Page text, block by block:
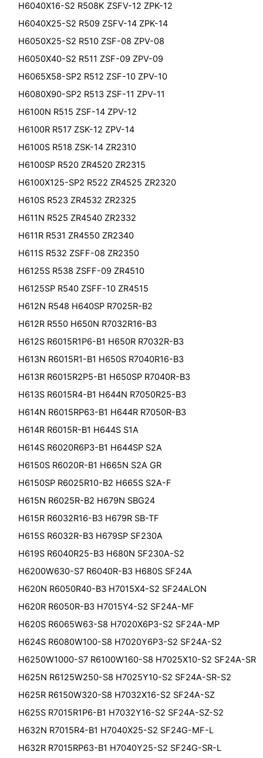
H6040X16-S2 R508K ZSFV-12 ZPK-12
H6040X25-S2 R509 ZSFV-14 ZPK-14
H6050X25-S2 R510 ZSF-08 ZPV-08
H6050X40-S2 R511 ZSF-09 ZPV-09
H6065X58-SP2 R512 ZSF-10 ZPV-10
H6080X90-SP2 R513 ZSF-11 ZPV-11
H6100N R515 ZSF-14 ZPV-12
H6100R R517 ZSK-12 ZPV-14
H6100S R518 ZSK-14 ZR2310
H6100SP R520 ZR4520 ZR2315
H6100X125-SP2 R522 ZR4525 ZR2320
H610S R523 ZR4532 ZR2325
H611N R525 ZR4540 ZR2332
H611R R531 ZR4550 ZR2340
H611S R532 ZSFF-08 ZR2350
H6125S R538 ZSFF-09 ZR4510
H6125SP R540 ZSFF-10 ZR4515
H612N R548 H640SP R7025R-B2
H612R R550 H650N R7032R16-B3
H612S R6015R1P6-B1 H650R R7032R-B3
H613N R6015R1-B1 H650S R7040R16-B3
H613R R6015R2P5-B1 H650SP R7040R-B3
H613S R6015R4-B1 H644N R7050R25-B3
H614N R6015RP63-B1 H644R R7050R-B3
H614R R6015R-B1 H644S S1A
H614S R6020R6P3-B1 H644SP S2A
H6150S R6020R-B1 H665N S2A GR
H6150SP R6025R10-B2 H665S S2A-F
H615N R6025R-B2 H679N SBG24
H615R R6032R16-B3 H679R SB-TF
H615S R6032R-B3 H679SP SF230A
H619S R6040R25-B3 H680N SF230A-S2
H6200W630-S7 R6040R-B3 H680S SF24A
H620N R6050R40-B3 H7015X4-S2 SF24ALON
H620R R6050R-B3 H7015Y4-S2 SF24A-MF
H620S R6065W63-S8 H7020X6P3-S2 SF24A-MP
H624S R6080W100-S8 H7020Y6P3-S2 SF24A-S2
H6250W1000-S7 R6100W160-S8 H7025X10-S2 SF24A-SR
H625N R6125W250-S8 H7025Y10-S2 SF24A-SR-S2
H625R R6150W320-S8 H7032X16-S2 SF24A-SZ
H625S R7015R1P6-B1 H7032Y16-S2 SF24A-SZ-S2
H632N R7015R4-B1 H7040X25-S2 SF24G-MF-L
H632R R7015RP63-B1 H7040Y25-S2 SF24G-SR-L